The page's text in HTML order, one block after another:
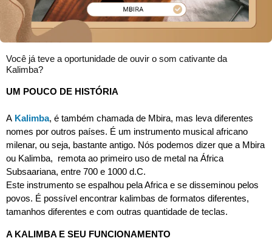
Você já teve a oportunidade de ouvir o som cativante da
Kalimba?
UM POUCO DE HISTÓRIA
A Kalimba, é também chamada de Mbira, mas leva diferentes
nomes por outros países. É um instrumento musical africano
milenar, ou seja, bastante antigo. Nós podemos dizer que a Mbira
ou Kalimba, remota ao primeiro uso de metal na África
Subsaariana, entre 700 e 1000 d.C.
Este instrumento se espalhou pela Africa e se disseminou pelos
povos. É possível encontrar kalimbas de formatos diferentes,
tamanhos diferentes e com outras quantidade de teclas.
A KALIMBA E SEU FUNCIONAMENTO